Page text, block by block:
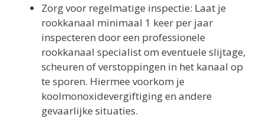
Zorg voor regelmatige inspectie: Laat je
rookkanaal minimaal 1 keer per jaar
inspecteren door een professionele
rookkanaal specialist om eventuele slijtage,
scheuren of verstoppingen in het kanaal op
te sporen. Hiermee voorkom je
koolmonoxidevergiftiging en andere
gevaarlijke situaties.